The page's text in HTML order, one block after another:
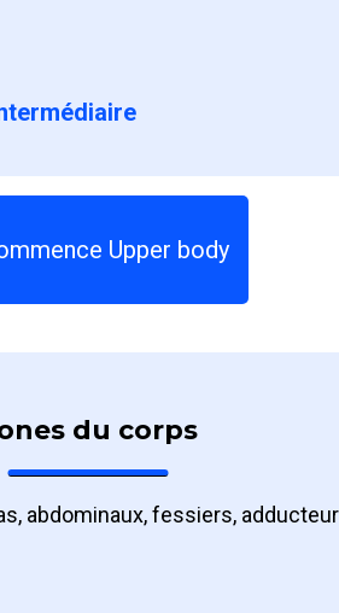
Upper body
du corps
abdominaux, fessiers,